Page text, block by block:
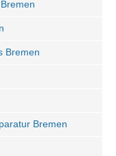
Bremen
Bremen